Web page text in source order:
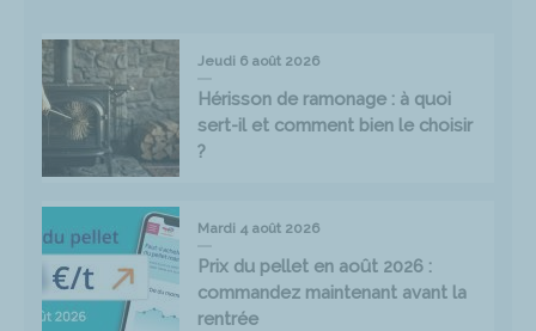
Jeudi 6 août 2026
Hérisson de ramonage : à quoi
sert-il et comment bien le choisir
?
Mardi 4 août 2026
Prix du pellet en août 2026 :
commandez maintenant avant la
rentrée